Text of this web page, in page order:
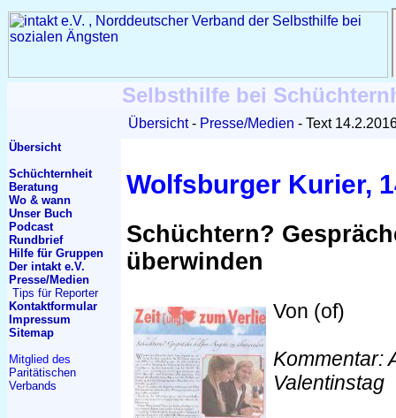
Selbsthilfe bei
Übersicht Presse/Medien Text
Übersicht
Schüchternheit
Beratung
Wo & wann
Unser Buch
Podcast
Rundbrief
Hilfe für Gruppen
Der intakt e.V.
Presse/Medien
Tips für Reporter
Kontaktformular
Impressum
Sitemap
Mitglied des
Paritätischen
Verbands
Wolfsburger Kurier,
Schüchtern?
überwinden
Von (of)
Kommentar:
Valentinstag